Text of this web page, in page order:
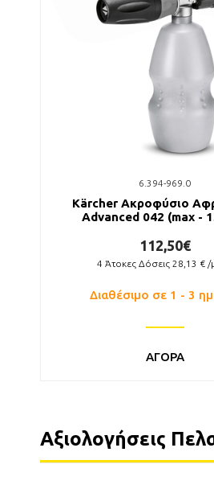
6.394-969.0
Kärcher Ακροφύσιο
Advanced 042 (max -
112,50€
4 Άτοκες Δόσεις 28,13 € /
Διαθέσιμο σε 1 - 3
ΑΓΟΡΑ
Αξιολογήσεις